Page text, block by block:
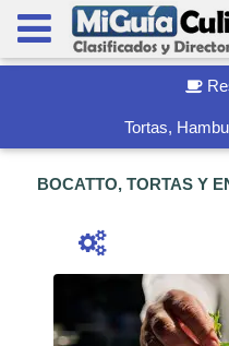
Tortas,
BOCATTO, TORTAS Y